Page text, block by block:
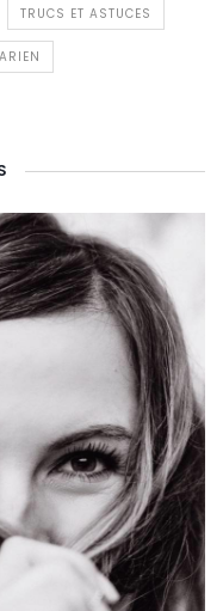
TRUCS ET ASTUCES